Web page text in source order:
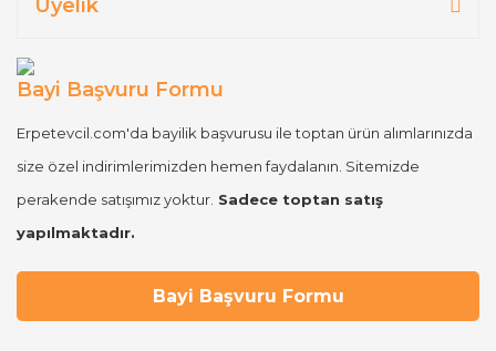
Üyelik
Bayi Başvuru Formu
Erpetevcil.com'da bayilik başvurusu ile toptan ürün alımlarınızda
size özel indirimlerimizden hemen faydalanın. Sitemizde
perakende satışımız yoktur. Sadece toptan satış
yapılmaktadır.
Bayi Başvuru Formu